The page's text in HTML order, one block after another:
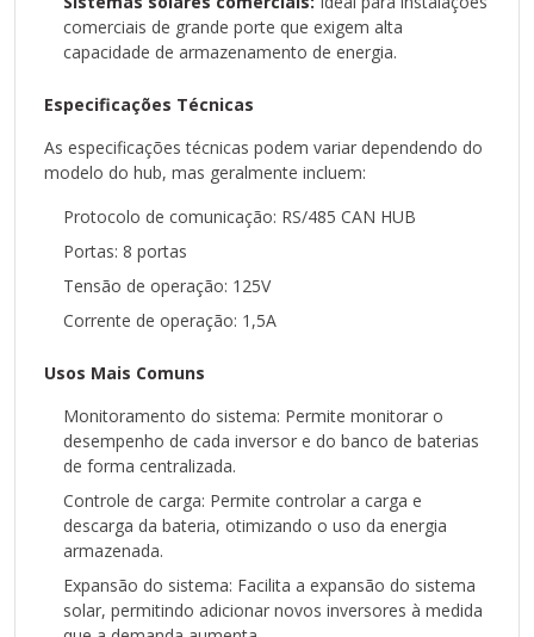
1.O hub é compatível com outros inversores
além dos Growatt?
Não, o hub é projetado especificamente para
2.Qual a distância máxima entre o hub e os
inversores?
cabo utilizado e das interferências
eletromagnéticas no ambiente. Consulte o manual
do usuário para obter informações mais precisas.
do software de monitoramento do inversor
Growatt. Consulte o manual do usuário para obter
instruções detalhadas.
4.O hub requer manutenção?
O hub não requer manutenção regular, mas é
importante manter o ambiente de instalação limpo
e seco.
comerciais de grande porte que exigem alta
capacidade de armazenamento de energia.
Especificações Técnicas
As especificações técnicas podem variar dependendo do
modelo do hub, mas geralmente incluem:
Protocolo de comunicação: RS/485 CAN HUB
Portas: 8 portas
Tensão de operação: 125V
Corrente de operação: 1,5A
Usos Mais Comuns
Monitoramento do sistema: Permite monitorar o
desempenho de cada inversor e do banco de baterias
de forma centralizada.
Controle de carga: Permite controlar a carga e
descarga da bateria, otimizando o uso da energia
armazenada.
Expansão do sistema: Facilita a expansão do sistema
solar, permitindo adicionar novos inversores à medida